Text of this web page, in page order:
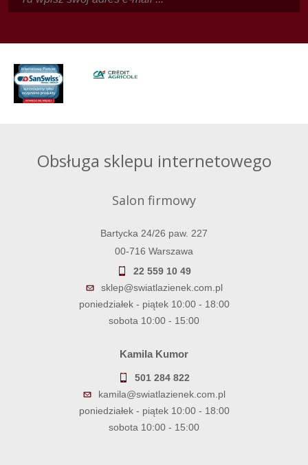
Obsługa sklepu internetowego
Salon firmowy
Bartycka 24/26 paw. 227
00-716 Warszawa
22 559 10 49
sklep@swiatlazienek.com.pl
poniedziałek - piątek 10:00 - 18:00
sobota 10:00 - 15:00
Kamila Kumor
501 284 822
kamila@swiatlazienek.com.pl
poniedziałek - piątek 10:00 - 18:00
sobota 10:00 - 15:00